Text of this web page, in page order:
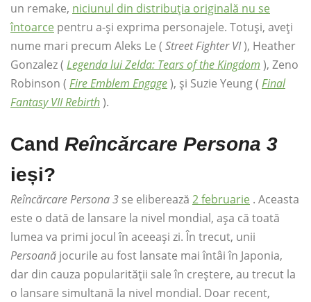
un remake, niciunul din distribuția originală nu se
întoarce pentru a-și exprima personajele. Totuși, aveți
nume mari precum Aleks Le ( Street Fighter VI), Heather
Gonzalez ( Legenda lui Zelda: Tears of the Kingdom ), Zeno
Robinson ( Fire Emblem Engage), și Suzie Yeung ( Final
Fantasy VII Rebirth).
Cand Reîncărcare Persona 3
ieși?
Reîncărcare Persona 3 se eliberează 2 februarie . Aceasta
este o dată de lansare la nivel mondial, așa că toată
lumea va primi jocul în aceeași zi. În trecut, unii
Persoană jocurile au fost lansate mai întâi în Japonia,
dar din cauza popularității sale în creștere, au trecut la
o lansare simultană la nivel mondial. Doar recent,